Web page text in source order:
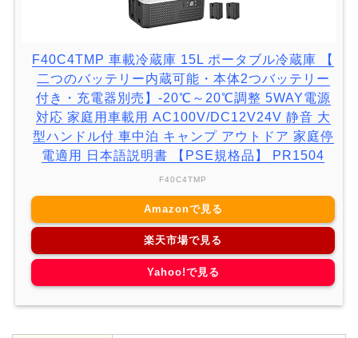
F40C4TMP 車載冷蔵庫 15L ポータブル冷蔵庫 【
二つのバッテリー内蔵可能・本体2つバッテリー
付き・充電器別売】-20℃～20℃調整 5WAY電源
対応 家庭用車載用 AC100V/DC12V24V 静音 大
型ハンドル付 車中泊 キャンプ アウトドア 家庭停
電適用 日本語説明書 【PSE規格品】 PR1504
F40C4TMP
Amazonで見る
楽天市場で見る
Yahoo!で見る